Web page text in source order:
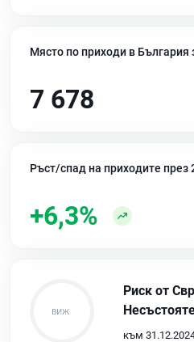
Място по приходи в България
7 678
Ръст/спад на приходите през
+6,3%
Риск от
към